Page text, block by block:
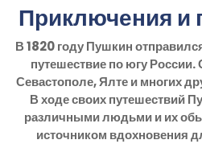
Приключения и
В 1820 году Пушкин
путешествие по югу
Севастополе, Ялте и многих
В ходе своих путешествий
различными людьми и их
источником вдохновения